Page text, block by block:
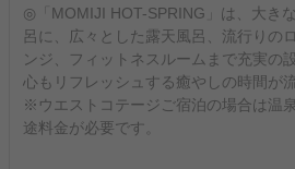
◎「MOMIJI HOT-SPRING」は、大き
呂に、広々とした露天風呂、流行りの
ンジ、フィットネスルームまで充実の
心もリフレッシュする癒やしの時間が
※ウエストコテージご宿泊の場合は温
途料金が必要です。